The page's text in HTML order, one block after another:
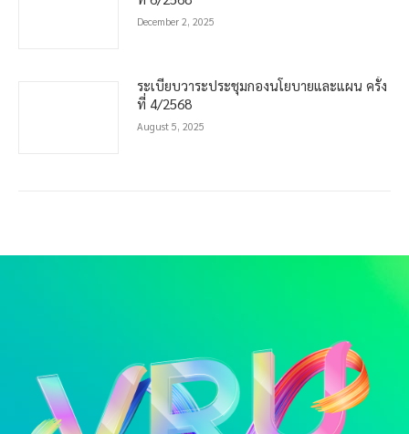
December 2, 2025
ระเบียบวาระประชุมกองนโยบายและแผน ครั้ง
ที่ 4/2568
August 5, 2025